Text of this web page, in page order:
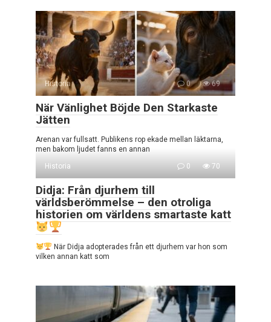
Historia 0 69
När Vänlighet Böjde Den Starkaste
Jätten
Arenan var fullsatt. Publikens rop ekade mellan läktarna,
men bakom ljudet fanns en annan
Historia
0 70
Didja: Från djurhem till
världsberömmelse – den otroliga
historien om världens smartaste katt
När Didja adopterades från ett djurhem var hon som
vilken annan katt som